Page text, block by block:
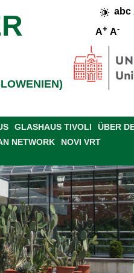
abc
A+ A-
GLASHAUS TIVOLI
ÜBER
NETWORK NOVI VRT